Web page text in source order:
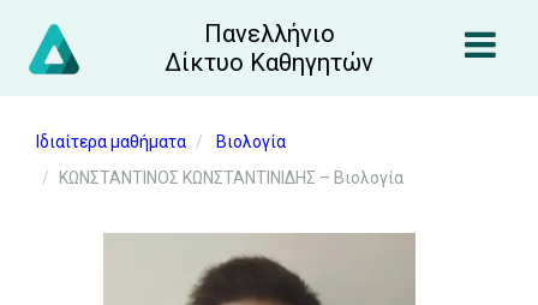
Πανελλήνιο
Δίκτυο Καθηγητών
Ιδιαίτερα μαθήματα
Βιολογία
ΚΩΝΣΤΑΝΤΙΝΟΣ ΚΩΝΣΤΑΝΤΙΝΙΔΗΣ – Βιολογία